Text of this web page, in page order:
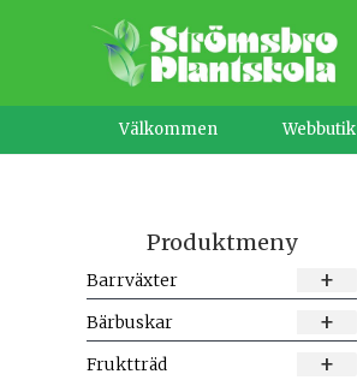
Välkommen Webbutik
Produktmeny
+
Barrväxter
+
Bärbuskar
+
Fruktträd